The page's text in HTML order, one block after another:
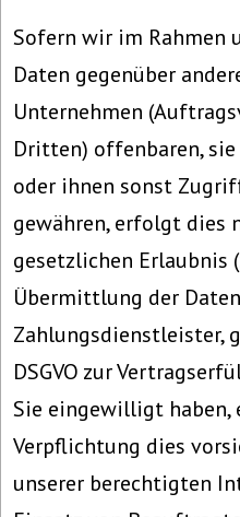
Sofern wir im Rahmen
Daten gegenüber
Unternehmen
Dritten) offenbaren,
oder ihnen sonst
gewähren, erfolgt dies
gesetzlichen Erlaubnis
Übermittlung der
Zahlungsdienstleister,
DSGVO zur
Sie eingewilligt haben,
Verpflichtung dies
unserer berechtigten